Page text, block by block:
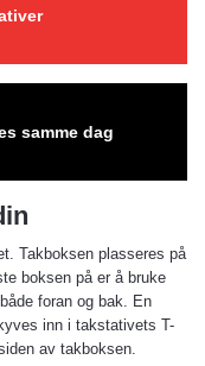
samme dag
Takboksen plasseres på
boksen på er å bruke
foran og bak. En
inn i takstativets T-
av takboksen.